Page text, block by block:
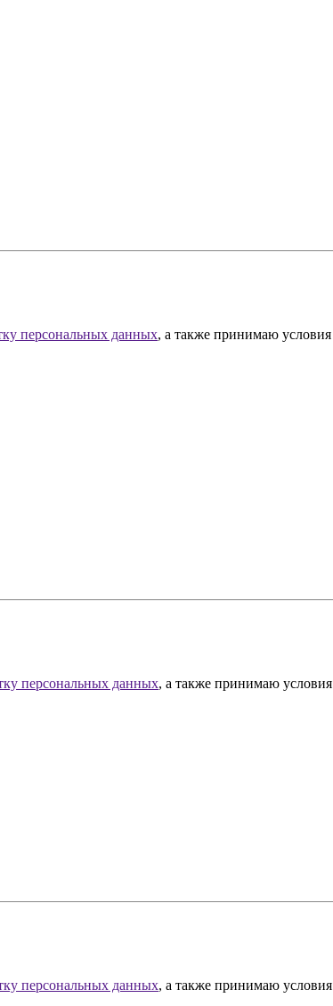
персональных данных, а также принимаю условия
персональных данных, а также принимаю условия
персональных данных, а также принимаю условия